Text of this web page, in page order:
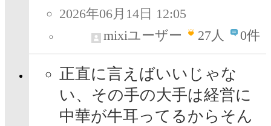
2026年06月14日 12:05
mixiユーザー
27人 0件
正直に言えばいいじゃな
い、その手の大手は経営に
中華が牛耳ってるからそん